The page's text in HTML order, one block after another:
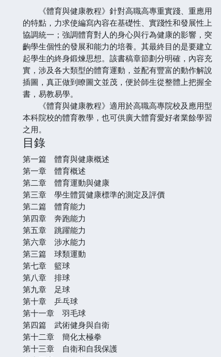
《體育與健康教程》針對高職高專重實踐、重應用
的特點，力求使編寫內容在基礎性、實踐性和發展性上
協調統一；強調體育對人的身心與行為健康的影響，突
齣學生個性的發展和能力的培養。其最終目的是要建立
起學生的終身鍛煉思想。該書稿章節劃分明確，內容充
實，涉及各大類型的體育運動，並配有豐富的動作解說
插圖，真正做到瞭圖文並茂，便於師生從整體上把握全
書，易教易學。
《體育與健康教程》適用於高職高專院校及應用型
本科院校的體育教學，也可供廣大體育愛好者業餘學習
之用。
目錄
第一篇 體育與健康概述
第一章 體育概述
第二章 體育運動與健康
第三章 學生體質健康標準的測定及評價
第二篇 體育能力
第四章 奔跑能力
第五章 跳躍能力
第六章 涉水能力
第三篇 球類運動
第七章 籃球
第八章 排球
第九章 足球
第十章 乒乓球
第十一章 羽毛球
第四篇 武術健身與自衛
第十二章 簡化太極拳
第十三章 自衛和自我保護